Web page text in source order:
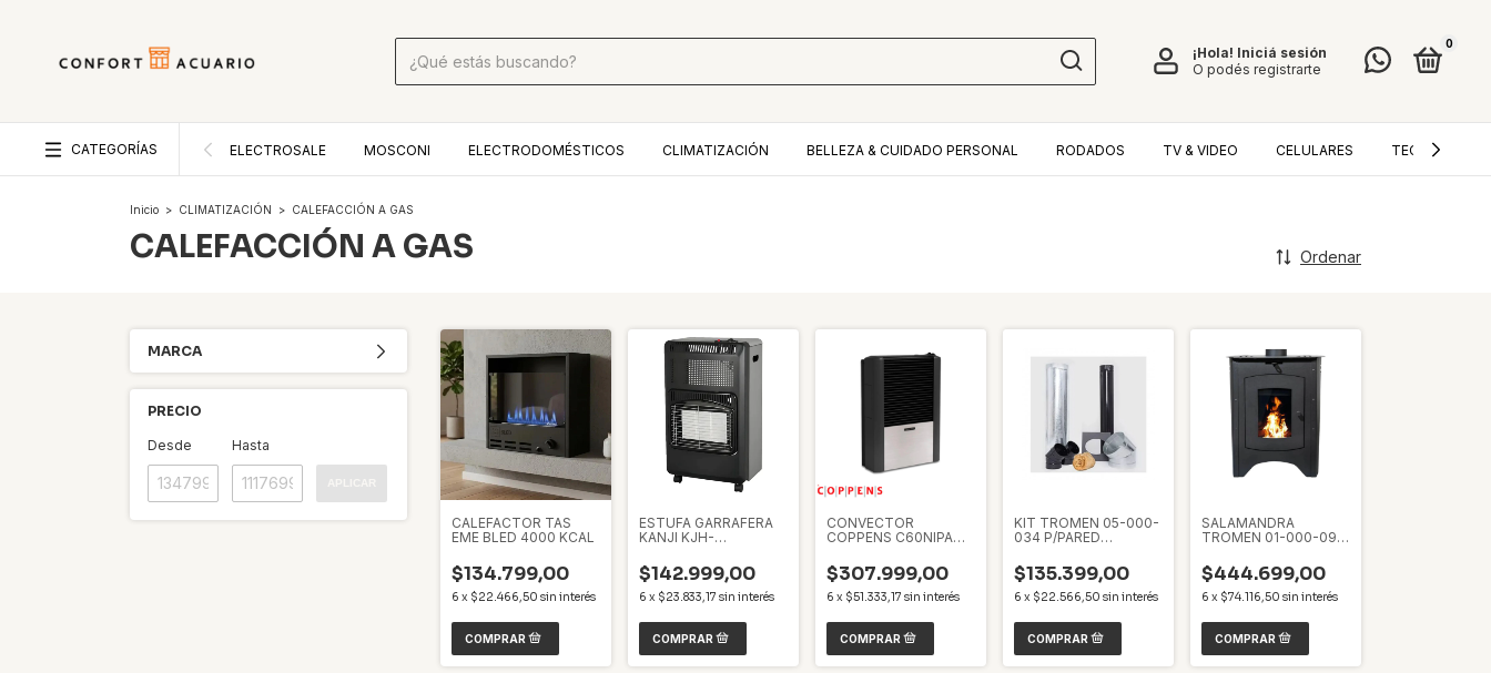
¡Hola! Iniciá sesión
O podés registrarte
0
CATEGORÍAS ELECTROSALE MOSCONI ELECTRODOMÉSTICOS CLIMATIZACIÓN BELLEZA & CUIDADO PERSONAL RODADOS TV & VIDEO CELULARES TECNOLOGÍA
Inicio > CLIMATIZACIÓN > CALEFACCIÓN A GAS
CALEFACCIÓN A GAS Ordenar
MARCA
PRECIO
Desde Hasta
CALEFACTOR TAS
EME BLED 4000 KCAL
$134.799,00
6 x $22.466,50 sin interés
ESTUFA GARRAFERA
KANJI KJH-
NEGRO & GRIS
$142.999,00
6 x $23.833,17 sin interés
CONVECTOR
COPPENS C60NIPAM
II ACERO MULTIGAS
$307.999,00
6 x $51.333,17 sin interés
KIT TROMEN 05-000-
034 P/PARED
$135.399,00
6 x $22.566,50 sin interés
SALAMANDRA
TROMEN 01-000-093
$444.699,00
6 x $74.116,50 sin interés